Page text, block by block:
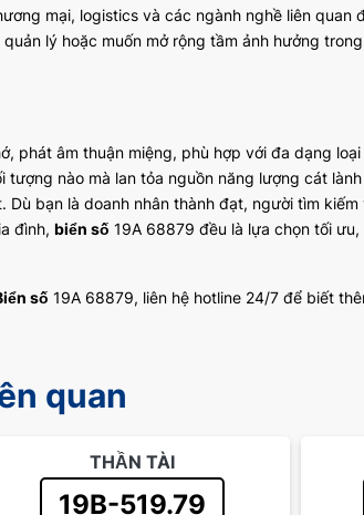
mại, logistics và các ngành nghề liên quan
lý hoặc muốn mở rộng tầm ảnh hưởng
phát âm thuận miệng, phù hợp với đa dạng loại
tượng nào mà lan tỏa nguồn năng lượng cát
bạn là doanh nhân thành đạt, người tìm
đình, biển số 19A 68879 đều là lựa chọn tối
số 19A 68879, liên hệ hotline 24/7 để biết
quan
THẦN TÀI
19B-519.79